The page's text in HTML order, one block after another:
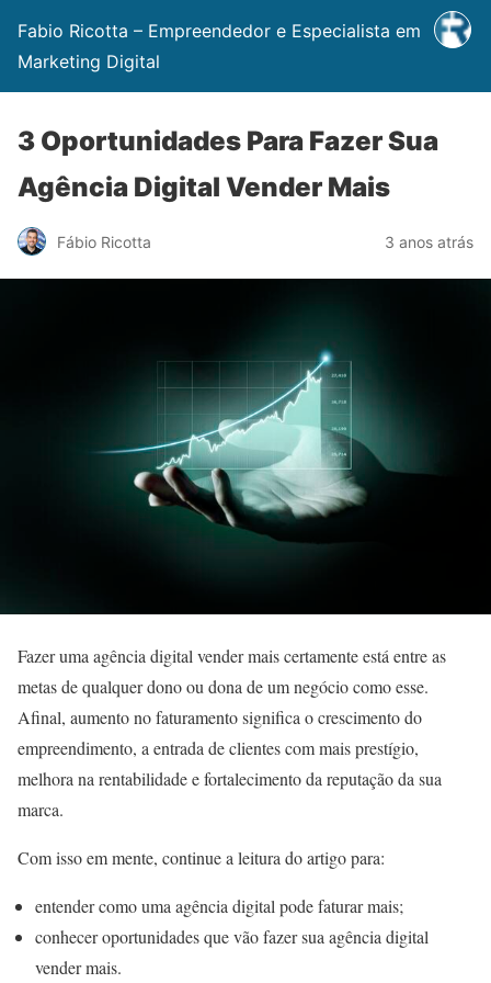
Fabio Ricotta – Empreendedor e Especialista em
Marketing Digital
3 Oportunidades Para Fazer Sua
Agência Digital Vender Mais
Fábio Ricotta 3 anos atrás
Fazer uma agência digital vender mais certamente está entre as
metas de qualquer dono ou dona de um negócio como esse.
Afinal, aumento no faturamento significa o crescimento do
empreendimento, a entrada de clientes com mais prestígio,
melhora na rentabilidade e fortalecimento da reputação da sua
marca.
Com isso em mente, continue a leitura do artigo para:
entender como uma agência digital pode faturar mais;
conhecer oportunidades que vão fazer sua agência digital
vender mais.